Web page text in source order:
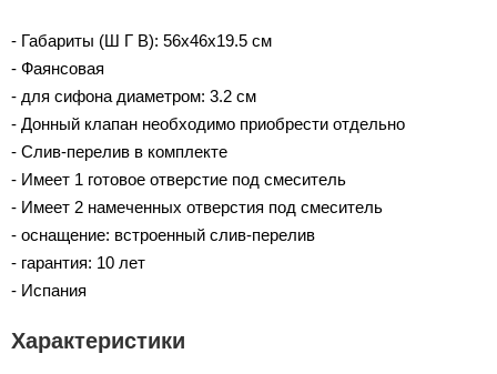
- Габариты (Ш Г В): 56x46x19.5 см
- Фаянсовая
- для сифона диаметром: 3.2 см
- Донный клапан необходимо приобрести отдельно
- Слив-перелив в комплекте
- Имеет 1 готовое отверстие под смеситель
- Имеет 2 намеченных отверстия под смеситель
- оснащение: встроенный слив-перелив
- гарантия: 10 лет
- Испания
Характеристики